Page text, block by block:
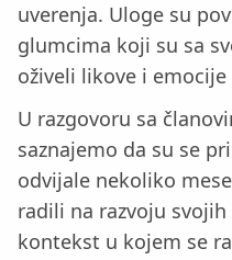
uverenja. Uloge su
glumcima koji su sa
oživeli likove i
U razgovoru sa
saznajemo da su se
odvijale nekoliko
radili na razvoju
kontekst u kojem se